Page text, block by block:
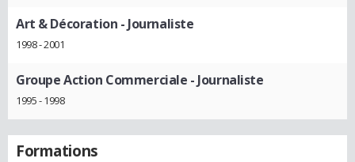
Art & Décoration - Journaliste
1998 - 2001
Groupe Action Commerciale - Journaliste
1995 - 1998
Formations